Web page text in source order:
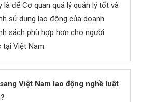
là để Cơ quan quả lý quản lý tốt và
sử dụng lao động của doanh
sách phù hợp hơn cho người
Việt Nam.
Việt Nam lao động nghề luật